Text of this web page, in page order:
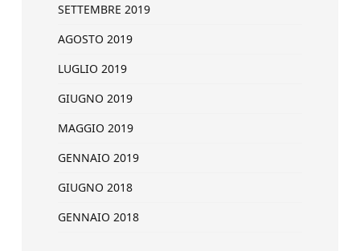
SETTEMBRE 2019
AGOSTO 2019
LUGLIO 2019
GIUGNO 2019
MAGGIO 2019
GENNAIO 2019
GIUGNO 2018
GENNAIO 2018